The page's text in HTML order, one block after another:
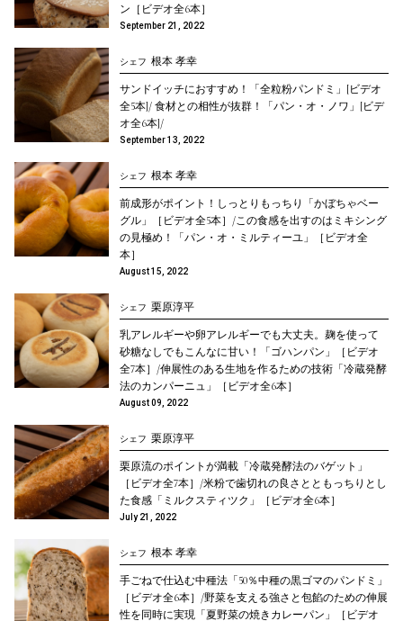
ン［ビデオ全6本］
September 21, 2022
シェフ 根本 孝幸
サンドイッチにおすすめ！「全粒粉パンドミ」[ビデオ
全5本]/ 食材との相性が抜群！「パン・オ・ノワ」[ビデ
オ全6本]/
September 13, 2022
シェフ 根本 孝幸
前成形がポイント！しっとりもっちり「かぼちゃベー
グル」［ビデオ全5本］/この食感を出すのはミキシング
の見極め！「パン・オ・ミルティーユ」［ビデオ全
本］
August 15, 2022
シェフ 栗原淳平
乳アレルギーや卵アレルギーでも大丈夫。麹を使って
砂糖なしでもこんなに甘い！「ゴハンパン」［ビデオ
全7本］/伸展性のある生地を作るための技術「冷蔵発酵
法のカンパーニュ」［ビデオ全6本］
August 09, 2022
シェフ 栗原淳平
栗原流のポイントが満載「冷蔵発酵法のバゲット」
［ビデオ全7本］/米粉で歯切れの良さとともっちりとし
た食感「ミルクスティツク」［ビデオ全6本］
July 21, 2022
シェフ 根本 孝幸
手ごねで仕込む中種法「50％中種の黒ゴマのパンドミ」
［ビデオ全6本］/野菜を支える強さと包餡のための伸展
性を同時に実現「夏野菜の焼きカレーパン」［ビデオ